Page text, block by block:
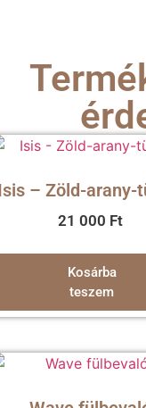
– Zöld-arany-
21 000 Ft
Kosárba
teszem